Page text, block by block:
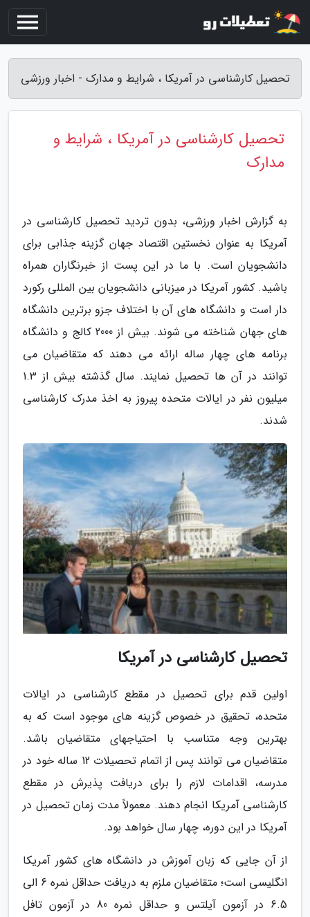
تحصیل کارشناسی در آمریکا ، شرایط و مدارک - اخبار ورزشی
تحصیل کارشناسی در آمریکا ، شرایط و
مدارک
به گزارش اخبار ورزشی، بدون تردید تحصیل کارشناسی در
آمریکا به عنوان نخستین اقتصاد جهان گزینه جذابی برای
دانشجویان است. با ما در این پست از خبرنگاران همراه
باشید. کشور آمریکا در میزبانی دانشجویان بین المللی رکورد
دار است و دانشگاه های آن با اختلاف جزو برترین دانشگاه
های جهان شناخته می شوند. بیش از 2000 کالج و دانشگاه
برنامه های چهار ساله ارائه می دهند که متقاضیان می
توانند در آن ها تحصیل نمایند. سال گذشته بیش از 1.3
میلیون نفر در ایالات متحده پیروز به اخذ مدرک کارشناسی
شدند.
تحصیل کارشناسی در آمریکا
اولین قدم برای تحصیل در مقطع کارشناسی در ایالات
متحده، تحقیق در خصوص گزینه های موجود است که به
بهترین وجه متناسب با احتیاجهای متقاضیان باشد.
متقاضیان می توانند پس از اتمام تحصیلات 12 ساله خود در
مدرسه، اقدامات لازم را برای دریافت پذیرش در مقطع
کارشناسی آمریکا انجام دهند. معمولاً مدت زمان تحصیل در
آمریکا در این دوره، چهار سال خواهد بود.
از آن جایی که زبان آموزش در دانشگاه های کشور آمریکا
انگلیسی است؛ متقاضیان ملزم به دریافت حداقل نمره 6 الی
6.5 در آزمون آیلتس و حداقل نمره 80 در آزمون تافل